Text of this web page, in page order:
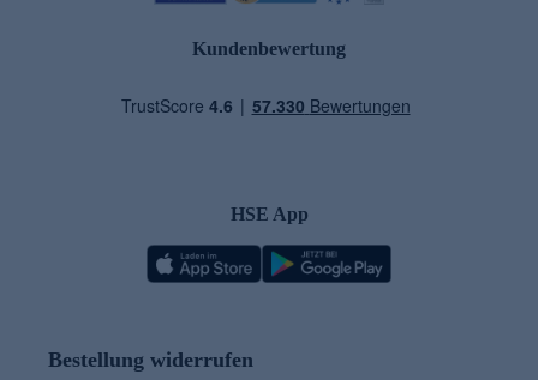
Kundenbewertung
HSE App
Bestellung widerrufen